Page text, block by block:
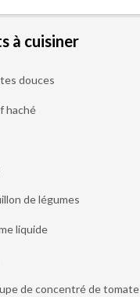
à cuisiner
douces
haché
de légumes
liquide
de concentré de tomate